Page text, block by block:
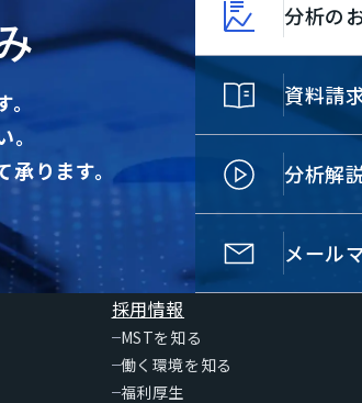
ります。
分析の
資料請
分析解
メール
採用情報
MSTを知る
働く環境を知る
福利厚生